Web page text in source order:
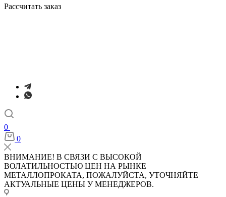
Рассчитать заказ
0
0
ВНИМАНИЕ! В СВЯЗИ С ВЫСОКОЙ
ВОЛАТИЛЬНОСТЬЮ ЦЕН НА РЫНКЕ
МЕТАЛЛОПРОКАТА, ПОЖАЛУЙСТА, УТОЧНЯЙТЕ
АКТУАЛЬНЫЕ ЦЕНЫ У МЕНЕДЖЕРОВ.